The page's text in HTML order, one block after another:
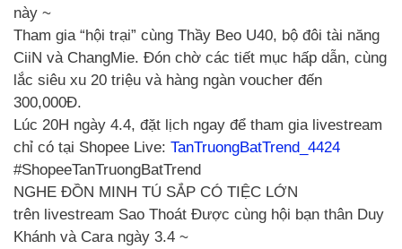
này ~
Tham gia “hội trại” cùng Thầy Beo U40, bộ đôi tài năng
CiiN và ChangMie. Đón chờ các tiết mục hấp dẫn, cùng
lắc siêu xu 20 triệu và hàng ngàn voucher đến
300,000Đ.
Lúc 20H ngày 4.4, đặt lịch ngay để tham gia livestream
chỉ có tại Shopee Live: TanTruongBatTrend_4424
#ShopeeTanTruongBatTrend
NGHE ĐỒN MINH TÚ SẮP CÓ TIỆC LỚN
trên livestream Sao Thoát Được cùng hội bạn thân Duy
Khánh và Cara ngày 3.4 ~